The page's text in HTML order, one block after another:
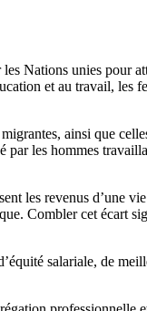
Nations unies pour
et au travail, les
ainsi que
par les hommes
les revenus d’une
Combler cet écart
salariale, de